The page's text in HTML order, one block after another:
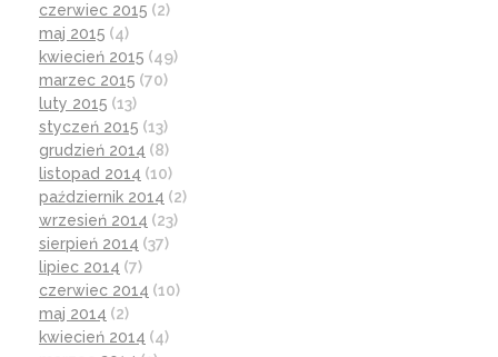
czerwiec 2015 (2)
maj 2015 (4)
kwiecień 2015 (49)
marzec 2015 (70)
luty 2015 (13)
styczeń 2015 (13)
grudzień 2014 (8)
listopad 2014 (10)
październik 2014 (2)
wrzesień 2014 (23)
sierpień 2014 (37)
lipiec 2014 (7)
czerwiec 2014 (10)
maj 2014 (2)
kwiecień 2014 (4)